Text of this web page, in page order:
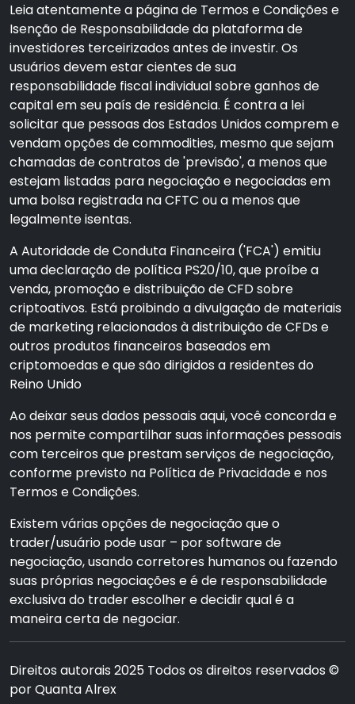
Leia atentamente a página de Termos e Condições e
Isenção de Responsabilidade da plataforma de
investidores terceirizados antes de investir. Os
usuários devem estar cientes de sua
responsabilidade fiscal individual sobre ganhos de
capital em seu país de residência. É contra a lei
solicitar que pessoas dos Estados Unidos comprem e
vendam opções de commodities, mesmo que sejam
chamadas de contratos de 'previsão', a menos que
estejam listadas para negociação e negociadas em
uma bolsa registrada na CFTC ou a menos que
legalmente isentas.
A Autoridade de Conduta Financeira ('FCA') emitiu
uma declaração de política PS20/10, que proíbe a
venda, promoção e distribuição de CFD sobre
criptoativos. Está proibindo a divulgação de materiais
de marketing relacionados à distribuição de CFDs e
outros produtos financeiros baseados em
criptomoedas e que são dirigidos a residentes do
Reino Unido
Ao deixar seus dados pessoais aqui, você concorda e
nos permite compartilhar suas informações pessoais
com terceiros que prestam serviços de negociação,
conforme previsto na Política de Privacidade e nos
Termos e Condições.
Existem várias opções de negociação que o
trader/usuário pode usar – por software de
negociação, usando corretores humanos ou fazendo
suas próprias negociações e é de responsabilidade
exclusiva do trader escolher e decidir qual é a
maneira certa de negociar.
Direitos autorais 2025 Todos os direitos reservados ©
por Quanta Alrex